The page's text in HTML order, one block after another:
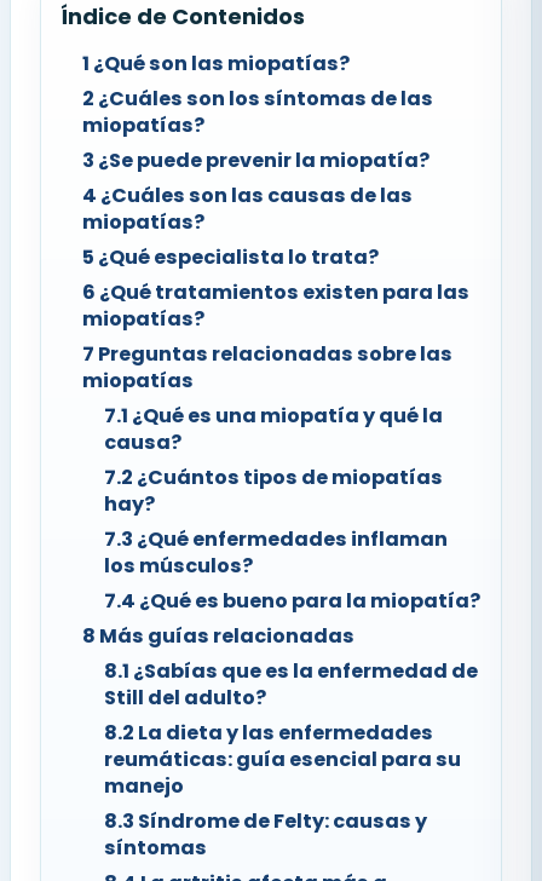
Índice de Contenidos
1 ¿Qué son las miopatías?
2 ¿Cuáles son los síntomas de las
miopatías?
3 ¿Se puede prevenir la miopatía?
4 ¿Cuáles son las causas de las
miopatías?
5 ¿Qué especialista lo trata?
6 ¿Qué tratamientos existen para las
miopatías?
7 Preguntas relacionadas sobre las
miopatías
7.1 ¿Qué es una miopatía y qué la
causa?
7.2 ¿Cuántos tipos de miopatías
hay?
7.3 ¿Qué enfermedades inflaman
los músculos?
7.4 ¿Qué es bueno para la miopatía?
8 Más guías relacionadas
8.1 ¿Sabías que es la enfermedad de
Still del adulto?
8.2 La dieta y las enfermedades
reumáticas: guía esencial para su
manejo
8.3 Síndrome de Felty: causas y
síntomas